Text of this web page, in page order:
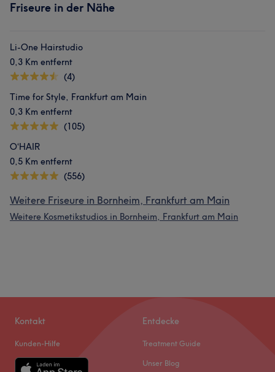
Friseure in der Nähe
Li-One Hairstudio
0,3 Km entfernt
(4)
Time for Style, Frankfurt am Main
0,3 Km entfernt
(105)
O‘HAIR
0,5 Km entfernt
(556)
Weitere Friseure in Bornheim, Frankfurt am Main
Weitere Kosmetikstudios in Bornheim, Frankfurt am Main
Kontakt
Kunden-Hilfe
Entdecke
Treatment Guide
Unser Blog